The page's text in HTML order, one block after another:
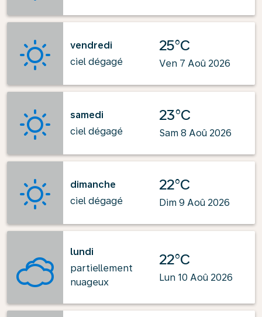
vendredi
ciel dégagé
25°C
Ven 7 Aoû 2026
samedi
ciel dégagé
23°C
Sam 8 Aoû 2026
dimanche
ciel dégagé
22°C
Dim 9 Aoû 2026
lundi
partiellement
nuageux
22°C
Lun 10 Aoû 2026